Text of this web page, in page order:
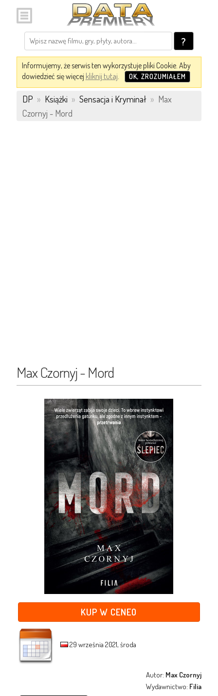
?
Informujemy, że serwis ten wykorzystuje pliki Cookie. Aby
dowiedzieć się więcej kliknij tutaj. OK, ZROZUMIAŁEM
DP » Książki » Sensacja i Kryminał » Max
Czornyj - Mord
Max Czornyj - Mord
KUP W CENEO
29 września 2021, środa
Autor: Max Czornyj
Wydawnictwo: Filia